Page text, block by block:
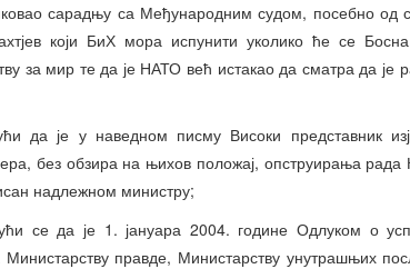
сарадњу са Међународним судом, посебно од
који БиХ мора испунити уколико ће се
за мир те да је НАТО већ истакао да сматра да
да је у наведном писму Високи представник
без обзира на њихов положај, опструирања
надлежном министру;
се да је 1. јануара 2004. године Одлуком о
правде, Министарству унутрашњих